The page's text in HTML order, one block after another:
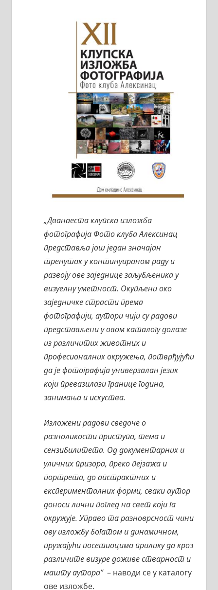
„Дванаеста клупска изложба
фотографија Фото клуба Алексинац
представља још један значајан
тренутак у континуираном раду и
развоју ове заједнице заљубљеника у
визуелну уметност. Окупљени око
заједничке страсти према
фотографији, аутори чији су радови
представљени у овом каталогу долазе
из различитих животних и
професионалних окружења, потврђујући
да је фотографија универзалан језик
који превазилази границе година,
занимања и искуства.
Изложени радови сведоче о
разноликости приступа, тема и
сензибилитета. Од документарних и
уличних призора, преко пејзажа и
портрета, до апстрактних и
експерименталних форми, сваки аутор
доноси лични поглед на свет који га
окружује. Управо та разноврсност чини
ову изложбу богатом и динамичном,
пружајући посетиоцима прилику да кроз
различите визуре доживе стварност и
машту аутора” – наводи се у каталогу
ове изложбе.